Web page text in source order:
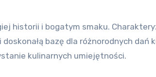
historii i bogatym smaku.
bazę dla różnorodnych
kulinarnych umiejętności.